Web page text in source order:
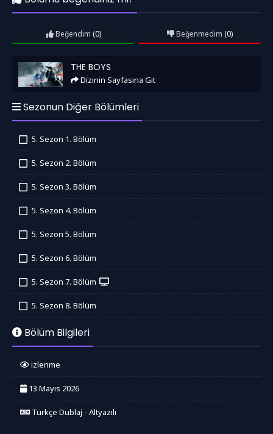
Beğendim (0) Beğenmedim (0)
The Boys THE BOYS
Dizinin Sayfasına Git
Sezonun Diğer Bölümleri
5. Sezon 1. Bölüm
5. Sezon 2. Bölüm
5. Sezon 3. Bölüm
5. Sezon 4. Bölüm
5. Sezon 5. Bölüm
5. Sezon 6. Bölüm
5. Sezon 7. Bölüm
5. Sezon 8. Bölüm
Bölüm Bilgileri
izlenme
13 Mayıs 2026
Türkçe Dublaj - Altyazılı